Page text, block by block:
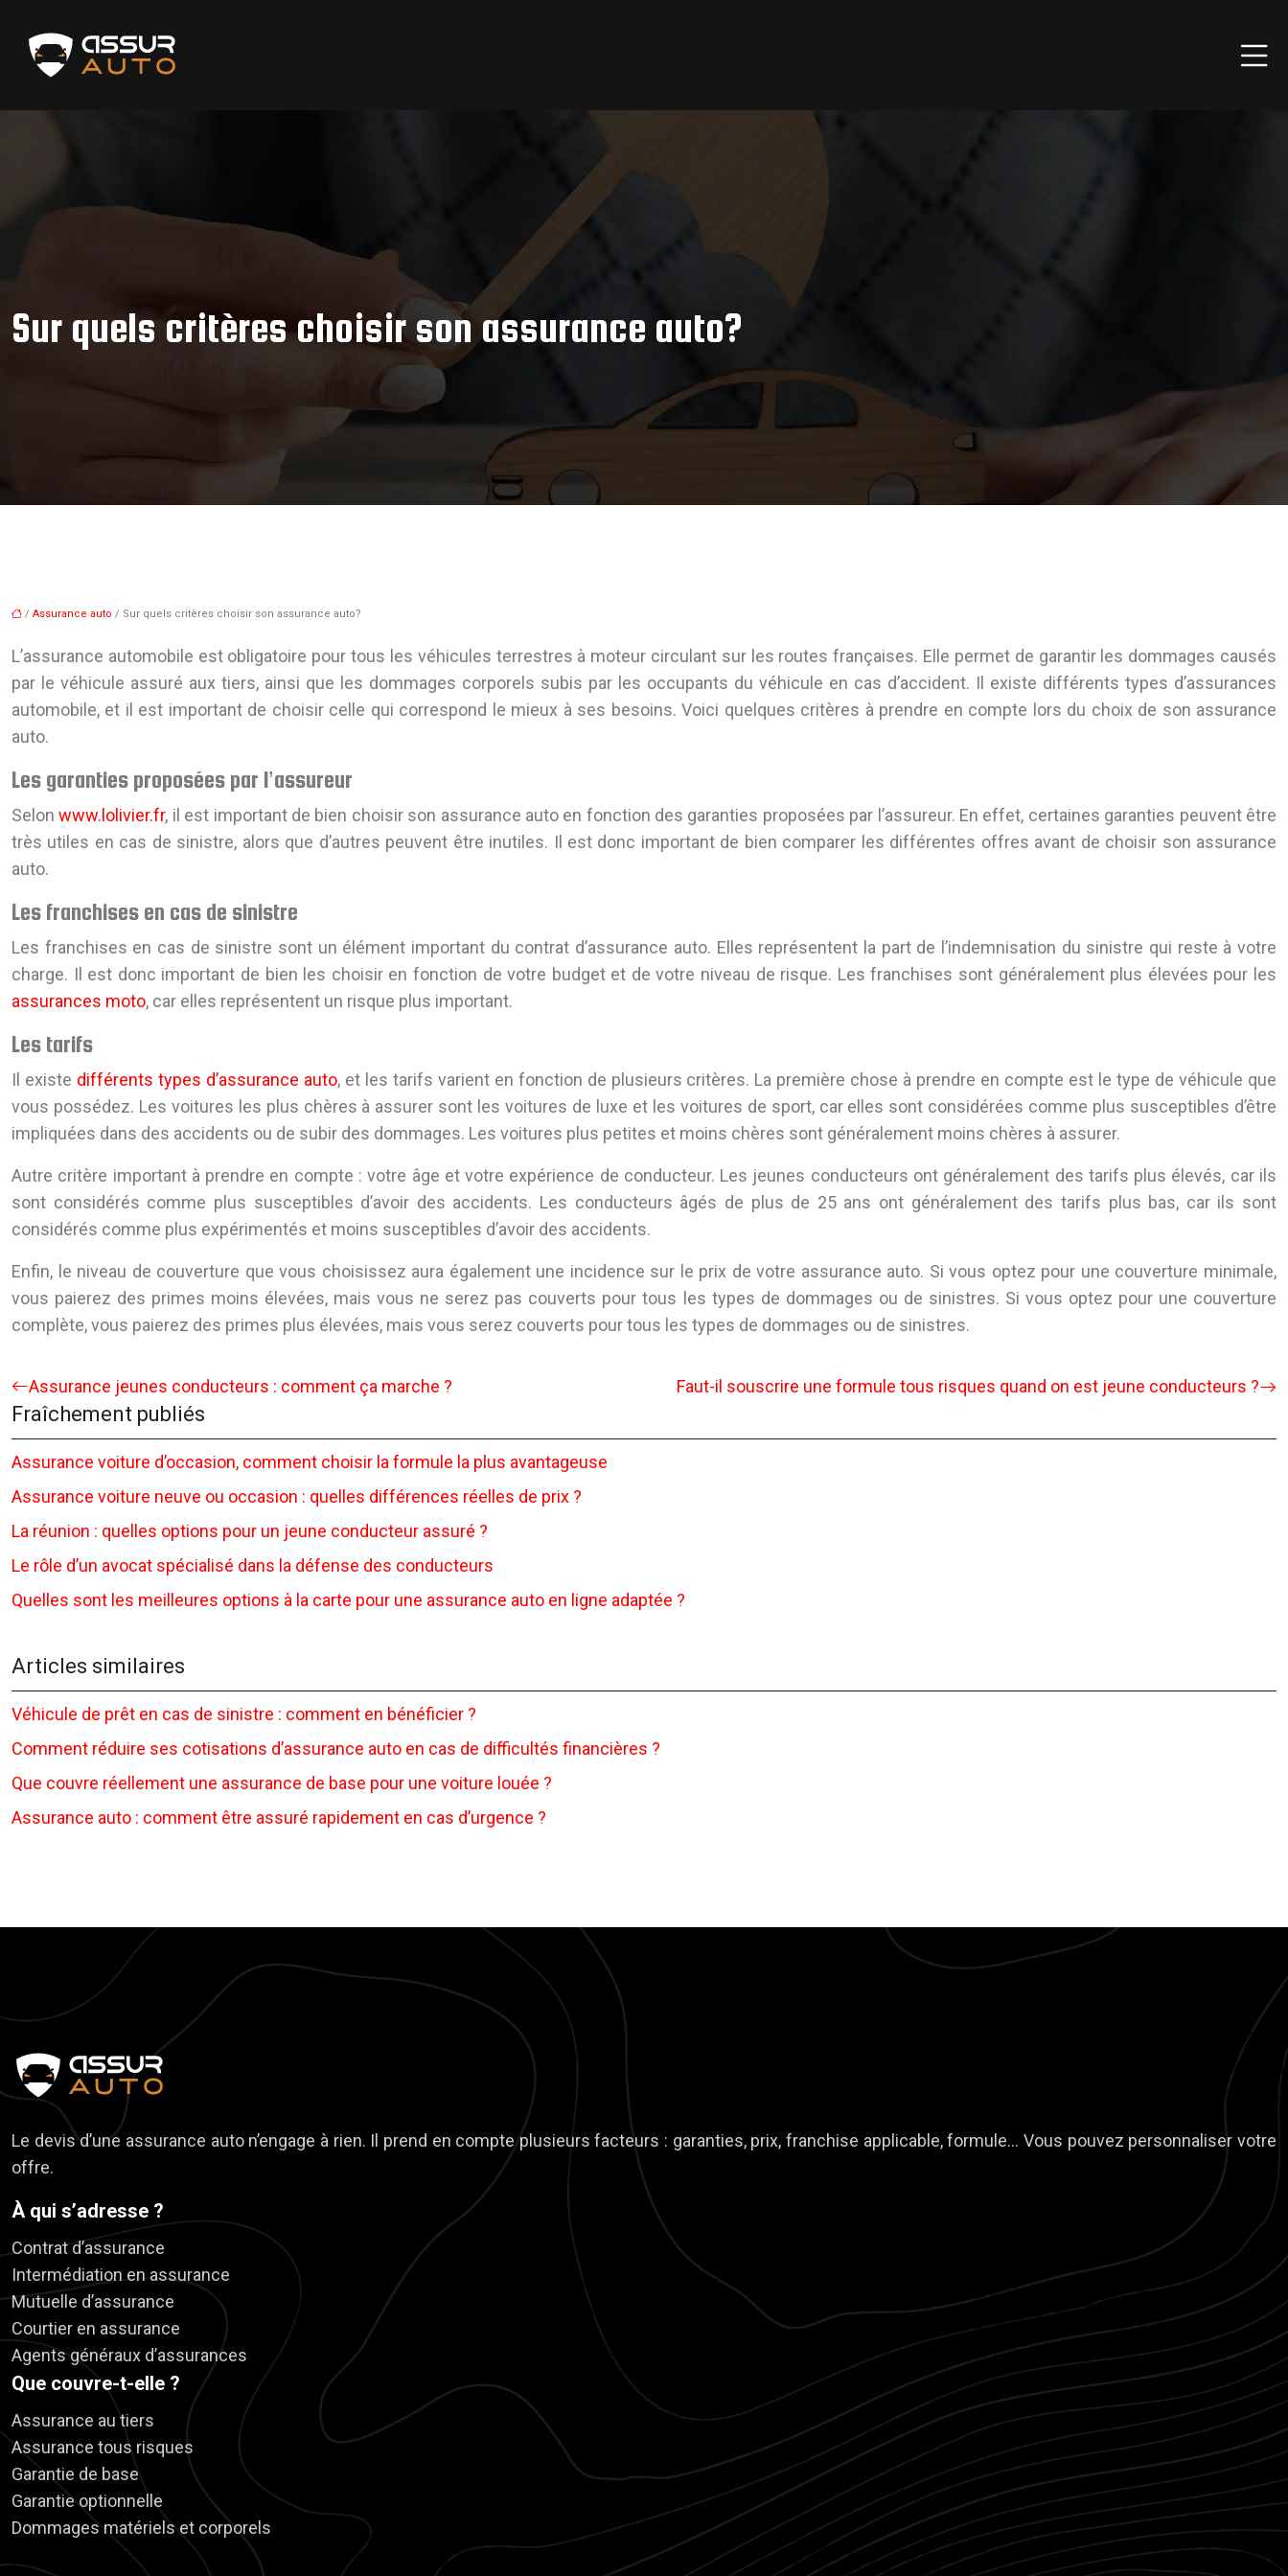
Sur quels critères choisir son assurance auto?
/ Assurance auto / Sur quels critères choisir son assurance auto?
L’assurance automobile est obligatoire pour tous les véhicules terrestres à moteur circulant sur les routes françaises. Elle permet de garantir les dommages causés
par le véhicule assuré aux tiers, ainsi que les dommages corporels subis par les occupants du véhicule en cas d’accident. Il existe différents types d’assurances
automobile, et il est important de choisir celle qui correspond le mieux à ses besoins. Voici quelques critères à prendre en compte lors du choix de son assurance
auto.
Les garanties proposées par l’assureur
Selonwww.lolivier.fr, il est important de bien choisir son assurance auto en fonction des garanties proposées par l’assureur. En effet, certaines garanties peuvent être
très utiles en cas de sinistre, alors que d’autres peuvent être inutiles. Il est donc important de bien comparer les différentes offres avant de choisir son assurance
auto.
Les franchises en cas de sinistre
Les franchises en cas de sinistre sont un élément important du contrat d’assurance auto. Elles représentent la part de l’indemnisation du sinistre qui reste à votre
charge. Il est donc important de bien les choisir en fonction de votre budget et de votre niveau de risque. Les franchises sont généralement plus élevées pour les
assurances moto, car elles représentent un risque plus important.
Les tarifs
Il existe différents types d’assurance auto, et les tarifs varient en fonction de plusieurs critères. La première chose à prendre en compte est le type de véhicule que
vous possédez. Les voitures les plus chères à assurer sont les voitures de luxe et les voitures de sport, car elles sont considérées comme plus susceptibles d’être
impliquées dans des accidents ou de subir des dommages. Les voitures plus petites et moins chères sont généralement moins chères à assurer.
Autre critère important à prendre en compte : votre âge et votre expérience de conducteur. Les jeunes conducteurs ont généralement des tarifs plus élevés, car ils
sont considérés comme plus susceptibles d’avoir des accidents. Les conducteurs âgés de plus de 25 ans ont généralement des tarifs plus bas, car ils sont
considérés comme plus expérimentés et moins susceptibles d’avoir des accidents.
Enfin, le niveau de couverture que vous choisissez aura également une incidence sur le prix de votre assurance auto. Si vous optez pour une couverture minimale,
vous paierez des primes moins élevées, mais vous ne serez pas couverts pour tous les types de dommages ou de sinistres. Si vous optez pour une couverture
complète, vous paierez des primes plus élevées, mais vous serez couverts pour tous les types de dommages ou de sinistres.
Assurance jeunes conducteurs : comment ça marche ? Faut-il souscrire une formule tous risques quand on est jeune conducteurs ?
Fraîchement publiés
Assurance voiture d’occasion, comment choisir la formule la plus avantageuse
Assurance voiture neuve ou occasion : quelles différences réelles de prix ?
La réunion : quelles options pour un jeune conducteur assuré ?
Le rôle d’un avocat spécialisé dans la défense des conducteurs
Quelles sont les meilleures options à la carte pour une assurance auto en ligne adaptée ?
Articles similaires
Véhicule de prêt en cas de sinistre : comment en bénéficier ?
Comment réduire ses cotisations d’assurance auto en cas de difficultés financières ?
Que couvre réellement une assurance de base pour une voiture louée ?
Assurance auto : comment être assuré rapidement en cas d’urgence ?
Le devis d’une assurance auto n’engage à rien. Il prend en compte plusieurs facteurs : garanties, prix, franchise applicable, formule… Vous pouvez personnaliser votre
offre.
À qui s’adresse ?
Contrat d’assurance
Intermédiation en assurance
Mutuelle d’assurance
Courtier en assurance
Agents généraux d’assurances
Que couvre-t-elle ?
Assurance au tiers
Assurance tous risques
Garantie de base
Garantie optionnelle
Dommages matériels et corporels